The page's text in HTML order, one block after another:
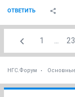
ОТВЕТИТЬ
1 ... 23
НГС.Форум